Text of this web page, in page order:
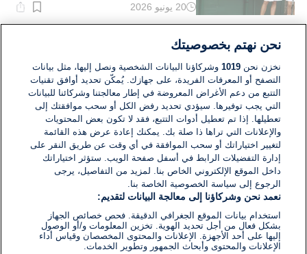
وقت
القراءة:
دقيقة.
20 يونيو 2026
مواد خاصة
بعد المونديال.. الملاعب العملاقة التي
تحولت الى منشآت فارغة ومبان مهجورة
وقت
القراءة:
3}
دقيقة.
13 يونيو 2026
نحن نهتم بخصوصيتك
نخزن نحن1019 وشركاؤنا البيانات الشخصية ونصل إليها، مثل بيانات
التصفح أو المعرفات الفريدة، على جهازك. يُمكّن تحديد أوافق تقنيات
التتبع من دعم الأغراض المعروضة في إطار معالجتنا وشركائنا للبيانات
التي يجب توفيرها. سيؤدي تحديد رفض الكل أو سحب موافقتك إلى
تعطيلها. إذا تم تعطيل أدوات التتبع، فقد لا تكون بعض المحتويات
والإعلانات التي تراها ذا صلة بك. يمكنك إعادة عرض هذه القائمة
لتغيير اختياراتك أو سحب الموافقة في أي وقت عن طريق النقر على
إدارة التفضيلات الرابط في أسفل صفحة الويب. ستؤثر اختياراتك
داخل الموقع الإلكتروني الخاص بنا. لمزيد من التفاصيل، يرجى
الرجوع إلى سياسة الخصوصية الخاصة بنا.
نعمد نحن وشركاؤنا إلى معالجة البيانات لتقديم:
استخدام بيانات الموقع الجغرافي الدقيقة. فحص خصائص الجهاز
بشكل فعال من أجل تحديد الهوية. تخزين المعلومات و/أو الوصول
إليها على أحد الأجهزة. الإعلانات والمحتوى المخصصان وقياس أداء
الإعلانات والمحتوى وأبحاث الجمهور وتطوير الخدمات.